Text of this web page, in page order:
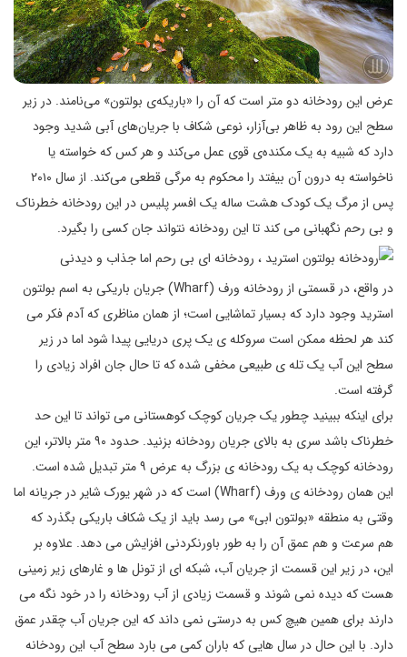
عرض این رودخانه‌ دو متر است که آن را «باریکه‌ی بولتون» می‌نامند. در زیر
سطح این رود به ظاهر بی‌آزار، نوعی شکاف با جریان‌های آبی شدید وجود
دارد که شبیه به یک مکنده‌ی قوی عمل می‌کند و هر کس که خواسته یا
ناخواسته به درون آن بیفتد را محکوم به مرگی قطعی می‌کند. از سال ۲۰۱۰
پس از مرگ یک کودک هشت ساله یک افسر پلیس در این رودخانه خطرناک
و بی رحم نگهبانی می کند تا این رودخانه نتواند جان کسی را بگیرد.
در واقع، در قسمتی از رودخانه ورف (Wharf) جریان باریکی به اسم بولتون
استرید وجود دارد که بسیار تماشایی است؛ از همان مناظری که آدم فکر می
کند هر لحظه ممکن است سروکله ی یک پری دریایی پیدا شود اما در زیر
سطح این آب یک تله ی طبیعی مخفی شده که تا حال جان افراد زیادی را
گرفته است.
برای اینکه ببینید چطور یک جریان کوچک کوهستانی می تواند تا این حد
خطرناک باشد سری به بالای جریان رودخانه بزنید. حدود ۹۰ متر بالاتر، این
رودخانه کوچک به یک رودخانه ی بزرگ به عرض ۹ متر تبدیل شده است.
این همان رودخانه ی ورف (Wharf) است که در شهر یورک شایر در جریانه اما
وقتی به منطقه «بولتون ابی» می رسد باید از یک شکاف باریکی بگذرد که
هم سرعت و هم عمق آن را به طور باورنکردنی افزایش می دهد. علاوه بر
این، در زیر این قسمت از جریان آب، شبکه ای از تونل ها و غارهای زیر زمینی
هست که دیده نمی شوند و قسمت زیادی از آب رودخانه را در خود نگه می
دارند برای همین هیچ کس به درستی نمی داند که این جریان آب چقدر عمق
دارد. با این حال در سال هایی که باران کمی می بارد سطح آب این رودخانه